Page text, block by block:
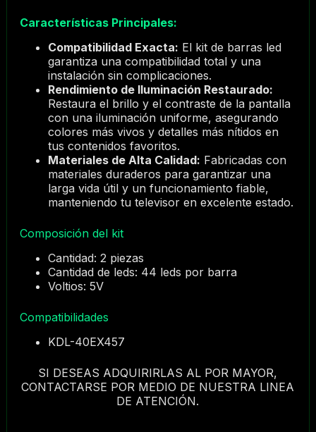
Características Principales:
Compatibilidad Exacta: El kit de barras led
garantiza una compatibilidad total y una
instalación sin complicaciones.
Rendimiento de Iluminación Restaurado:
Restaura el brillo y el contraste de la pantalla
con una iluminación uniforme, asegurando
colores más vivos y detalles más nítidos en
tus contenidos favoritos.
Materiales de Alta Calidad: Fabricadas con
materiales duraderos para garantizar una
larga vida útil y un funcionamiento fiable,
manteniendo tu televisor en excelente estado.
Composición del kit
Cantidad: 2 piezas
Cantidad de leds: 44 leds por barra
Voltios: 5V
Compatibilidades
KDL-40EX457
SI DESEAS ADQUIRIRLAS AL POR MAYOR,
CONTACTARSE POR MEDIO DE NUESTRA LINEA
DE ATENCIÓN.